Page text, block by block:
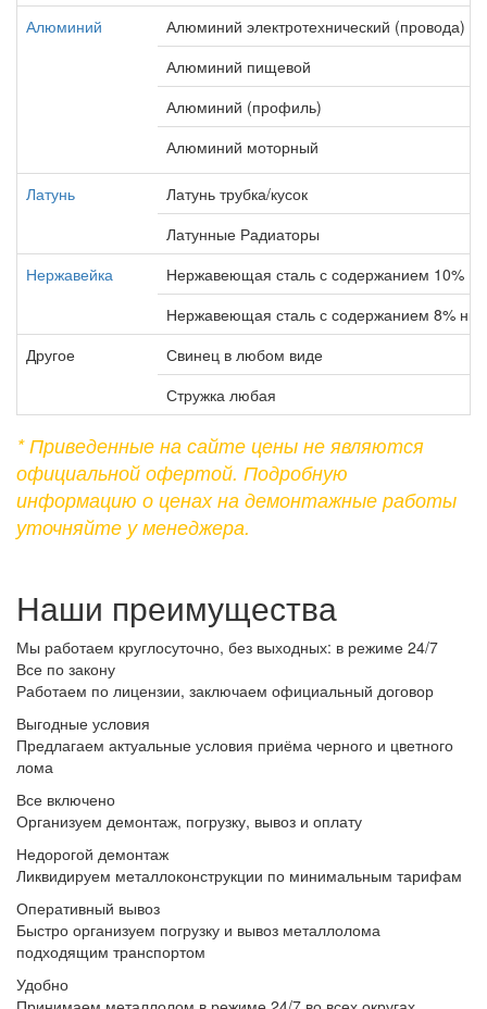
Алюминий
Алюминий электротехнический (провода)
Алюминий пищевой
Алюминий (профиль)
Алюминий моторный
Латунь
Латунь трубка/кусок
Латунные Радиаторы
Нержавейка
Нержавеющая сталь с содержанием 10%
Нержавеющая сталь с содержанием 8%
Другое
Свинец в любом виде
Стружка любая
* Приведенные на сайте цены не являются
официальной офертой. Подробную
информацию о ценах на демонтажные работы
уточняйте у менеджера.
Наши преимущества
Мы работаем круглосуточно, без выходных: в режиме 24/7
Все по закону
Работаем по лицензии, заключаем официальный договор
Выгодные условия
Предлагаем актуальные условия приёма черного и цветного
лома
Все включено
Организуем демонтаж, погрузку, вывоз и оплату
Недорогой демонтаж
Ликвидируем металлоконструкции по минимальным тарифам
Оперативный вывоз
Быстро организуем погрузку и вывоз металлолома
подходящим транспортом
Удобно